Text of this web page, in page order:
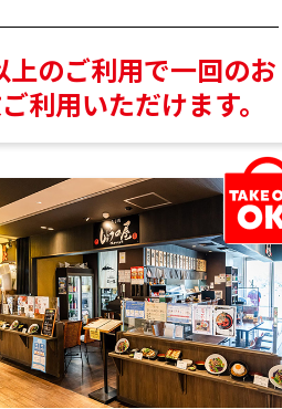
のご利用で一回のお
利用いただけます。